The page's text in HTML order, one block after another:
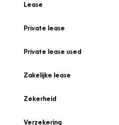
Lease
Private lease
Private lease used
Zakelijke lease
Zekerheid
Verzekering